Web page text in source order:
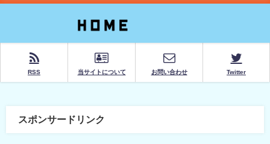
RSS 当サイトについて お問い合わせ Twitter
スポンサードリンク